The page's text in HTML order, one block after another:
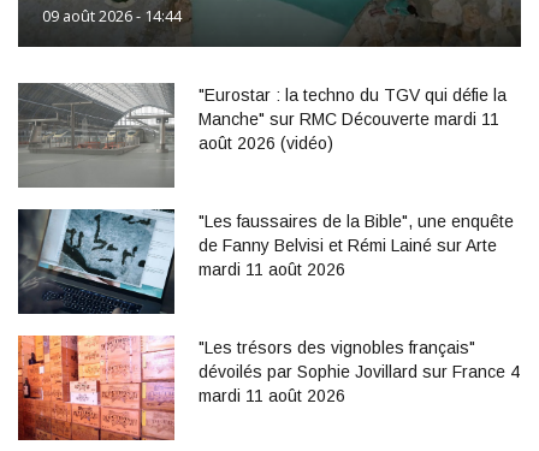
09 août 2026 - 14:44
"Eurostar : la techno du TGV qui défie la
Manche" sur RMC Découverte mardi 11
août 2026 (vidéo)
"Les faussaires de la Bible", une enquête
de Fanny Belvisi et Rémi Lainé sur Arte
mardi 11 août 2026
"Les trésors des vignobles français"
dévoilés par Sophie Jovillard sur France 4
mardi 11 août 2026